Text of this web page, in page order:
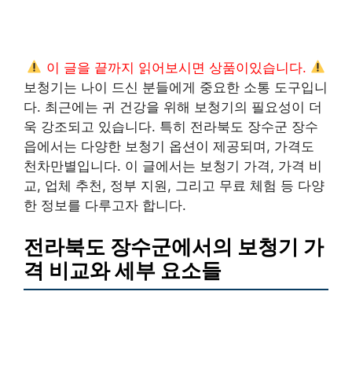
이 글을 끝까지 읽어보시면 상품이있습니다.
보청기는 나이 드신 분들에게 중요한 소통 도구입니
다. 최근에는 귀 건강을 위해 보청기의 필요성이 더
욱 강조되고 있습니다. 특히 전라북도 장수군 장수
읍에서는 다양한 보청기 옵션이 제공되며, 가격도
천차만별입니다. 이 글에서는 보청기 가격, 가격 비
교, 업체 추천, 정부 지원, 그리고 무료 체험 등 다양
한 정보를 다루고자 합니다.
전라북도 장수군에서의 보청기 가
격 비교와 세부 요소들